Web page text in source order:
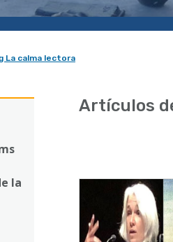
La calma lectora
la
Artículos